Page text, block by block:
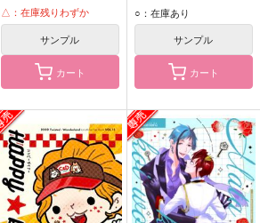
ジェイド・リーチ
リドル・ローズハート
△：在庫残りわずか
サンプル
カート
エース・トラッポラ
○：在庫あり
サンプル
カート